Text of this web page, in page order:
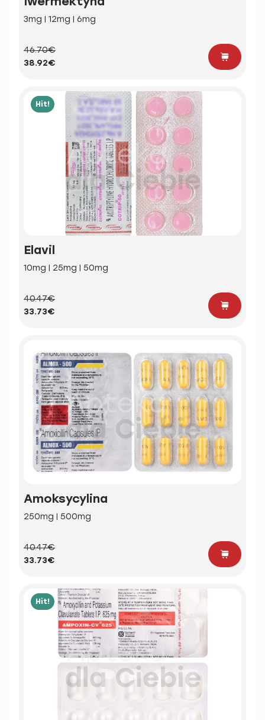
3mg | 12mg | 6mg
46.70€
38.92€
Hit!
Elavil
10mg | 25mg | 50mg
40.47€
33.73€
Amoksycylina
250mg | 500mg
40.47€
33.73€
Hit!